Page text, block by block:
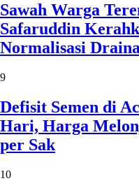
Sawah Warga
Safaruddin
Normalisasi
9
Defisit Semen di
Hari, Harga
per Sak
10